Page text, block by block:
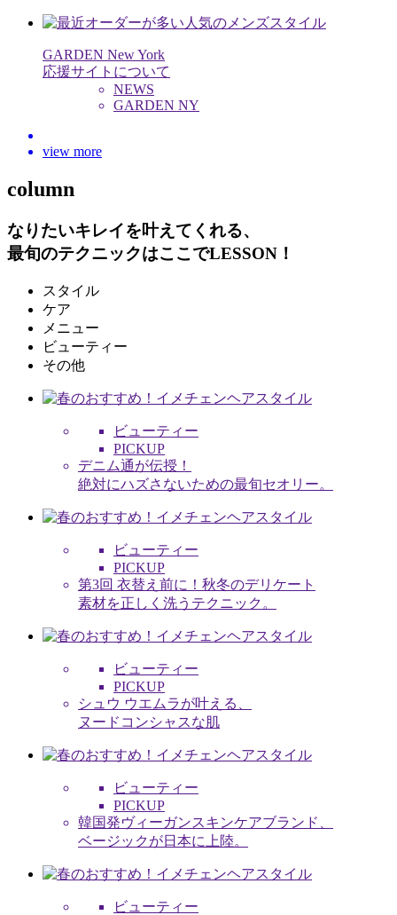
GARDEN New York
応援サイトについて
NEWS
GARDEN NY
view more
column
なりたいキレイを叶えてくれる、
最旬のテクニックはここでLESSON！
スタイル
ケア
メニュー
ビューティー
その他
ビューティー
PICKUP
デニム通が伝授！
絶対にハズさないための最旬セオリー。
ビューティー
PICKUP
第3回 衣替え前に！秋冬のデリケート
素材を正しく洗うテクニック。
ビューティー
PICKUP
シュウ ウエムラが叶える、
ヌードコンシャスな肌
ビューティー
PICKUP
韓国発ヴィーガンスキンケアブランド、
ベージックが日本に上陸。
ビューティー